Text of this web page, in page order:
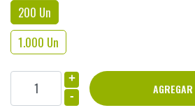
200 Un
1.000 Un
+
-